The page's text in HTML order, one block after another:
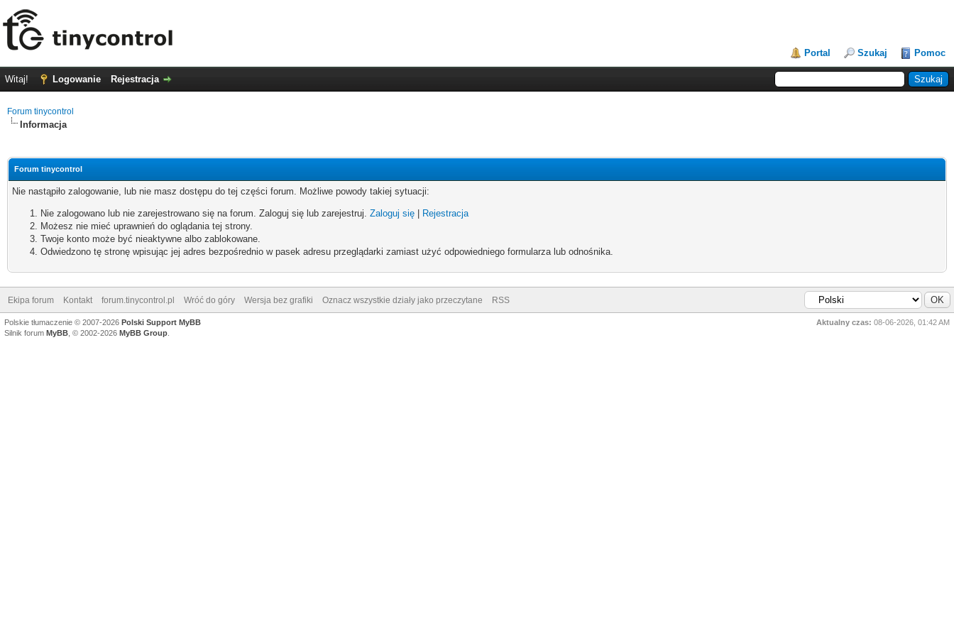
Portal Szukaj Pomoc
Witaj! Logowanie Rejestracja
Forum tinycontrol
Informacja
Forum tinycontrol
Nie nastąpiło zalogowanie, lub nie masz dostępu do tej części forum. Możliwe powody takiej sytuacji:
Nie zalogowano lub nie zarejestrowano się na forum. Zaloguj się lub zarejestruj. Zaloguj się
Rejestracja
Możesz nie mieć uprawnień do oglądania tej strony.
Twoje konto może być nieaktywne albo zablokowane.
Odwiedzono tę stronę wpisując jej adres bezpośrednio w pasek adresu przeglądarki zamiast użyć odpowiedniego formularza lub odnośnika.
Ekipa forum Kontakt forum.tinycontrol.pl Wróć do góry Wersja bez grafiki Oznacz wszystkie działy jako przeczytane RSS
Aktualny czas: 08-06-2026, 01:42 AM
Polskie tłumaczenie © 2007-2026 Polski Support MyBB
Silnik forum MyBB , © 2002-2026 MyBB Group